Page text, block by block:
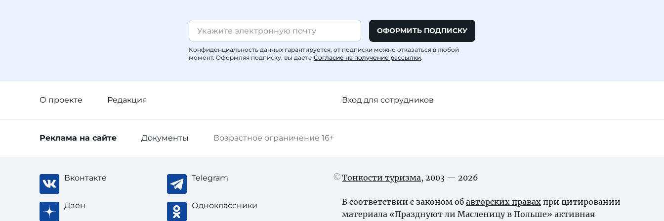
ОФОРМИТЬ ПОДПИСКУ
Конфиденциальность данных гарантируется, от подписки можно отказаться в любой
момент. Оформляя подписку, вы даете Согласие на получение рассылки.
О проекте Редакция Вход для сотрудников
Возрастное ограничение 16+
Реклама на сайте Документы
Вконтакте Telegram
Дзен Одноклассники
Тонкости туризма, 2003 — 2026
В соответствии с законом об авторских правах при цитировании
материала «Празднуют ли Масленицу в Польше» активная